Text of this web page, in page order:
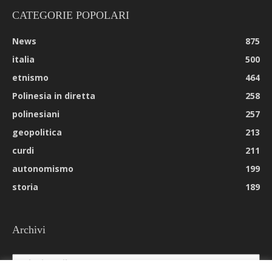
CATEGORIE POPOLARI
News
875
italia
500
etnismo
464
Polinesia in diretta
258
polinesiani
257
geopolitica
213
curdi
211
autonomismo
199
storia
189
Archivi
Archivi